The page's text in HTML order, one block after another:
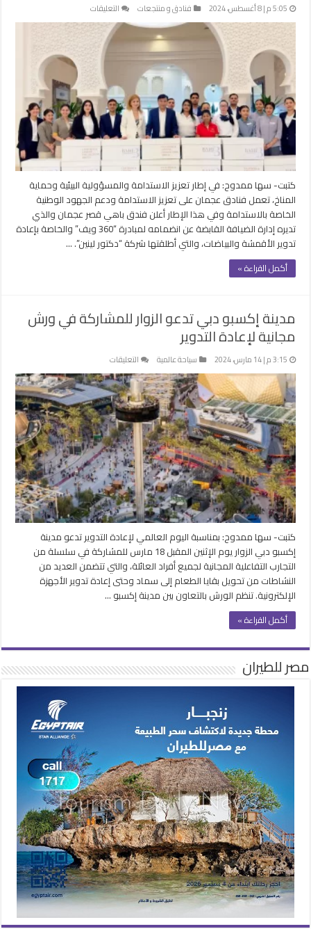
5:05 م | 8 أغسطس، 2024 فنادق و منتجعات التعليقات
فندق
باهي
قصر
عجمان
ينضم
لمبادرة
“360
ويف”
لإعادة
تدوير
الأقمشة
مغلقة
كتبت- سها ممدوح: في إطار تعزيز الاستدامة والمسؤولية البيئية وحماية
المناخ، تعمل فنادق عجمان على تعزيز الاستدامة ودعم الجهود الوطنية
الخاصة بالاستدامة وفي هذا الإطار أعلن فندق باهي قصر عجمان والذي
تديره إدارة الضيافة القابضة عن انضمامه لمبادرة “360 ويف” والخاصة بإعادة
تدوير الأقمشة والبياضات، والتي أطلقتها شركة “دكتور لينين”. …
أكمل القراءة »
مدينة إكسبو دبي تدعو الزوار للمشاركة في ورش
مجانية لإعادة التدوير
3:15 م | 14 مارس، 2024 سياحة عالمية التعليقات
مدينة
إكسبو
دبي
تدعو
الزوار
للمشاركة
في
ورش
مجانية
لإعادة
التدوير
مغلقة
كتبت- سها ممدوح: بمناسبة اليوم العالمي لإعادة التدوير تدعو مدينة
إكسبو دبي الزوار يوم الإثنين المقبل 18 مارس للمشاركة في سلسلة من
التجارب التفاعلية المجانية لجميع أفراد العائلة، والتي تتضمن العديد من
النشاطات من تحويل بقايا الطعام إلى سماد وحتى إعادة تدوير الأجهزة
الإلكترونية. تنظم الورش بالتعاون بين مدينة إكسبو …
أكمل القراءة »
مصر للطيران